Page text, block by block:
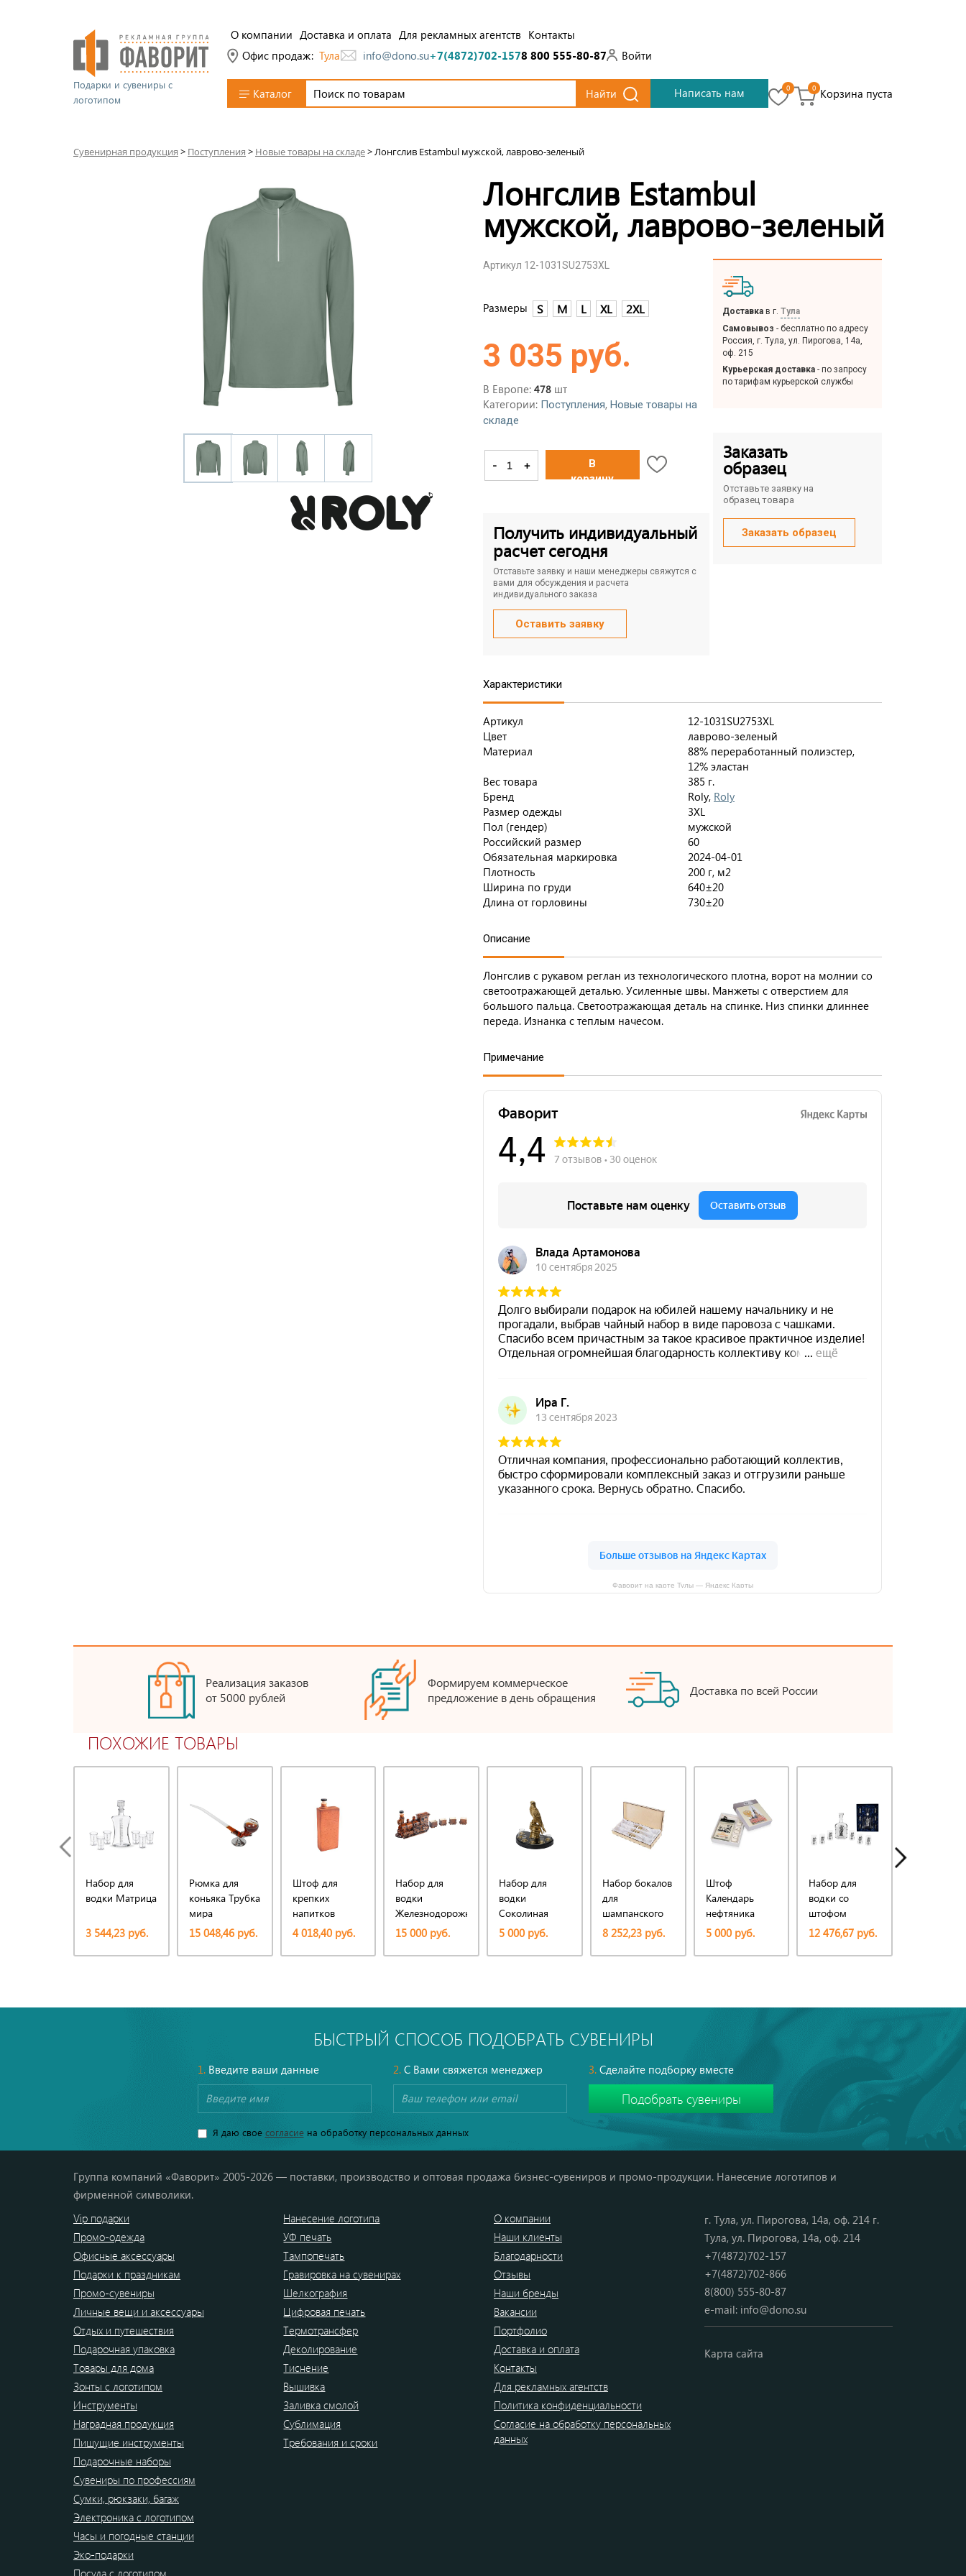
Подарки и сувениры с
логотипом
О компании Доставка и оплата Для рекламных агентств Контакты
Офис продаж: Тула info@dono.su+7(4872)702-1578 800 555-80-87 Войти
Каталог Найти Написать нам 0 0 Корзина пуста
Сувенирная продукция > Поступления > Новые товары на складе>Лонгслив Estambul мужской, лаврово-зеленый
Лонгслив Estambul
мужской, лаврово-зеленый
Артикул 12-1031SU2753XL
Размеры S M L XL 2XL
3 035 руб.
В Европе: 478 шт
Категории: Поступления, Новые товары на
складе
- +
В
корзину
Получить индивидуальный
расчет сегодня
Отставьте заявку и наши менеджеры свяжутся с
вами для обсуждения и расчета
индивидуального заказа
Оставить заявку
Доставка в г. Тула
Самовывоз - бесплатно по адресу
Россия, г. Тула, ул. Пирогова, 14а,
оф. 215
Курьерская доставка - по запросу
по тарифам курьерской службы
Заказать
образец
Отставьте заявку на
образец товара
Заказать образец
Характеристики
Артикул
12-1031SU2753XL
Цвет
лаврово-зеленый
Материал
88% переработанный полиэстер,
12% эластан
Вес товара
385 г.
Бренд
Roly, Roly
Размер одежды
3XL
Пол (гендер)
мужской
Российский размер
60
Обязательная маркировка
2024-04-01
Плотность
200 г, м2
Ширина по груди
640±20
Длина от горловины
730±20
Описание
Лонгслив с рукавом реглан из технологического плотна, ворот на молнии со
светоотражающей деталью. Усиленные швы. Манжеты с отверстием для
большого пальца. Светоотражающая деталь на спинке. Низ спинки длиннее
переда. Изнанка с теплым начесом.
Примечание
Фаворит на карте Тулы — Яндекс Карты
Реализация заказов
от 5000 рублей
Формируем коммерческое
предложение в день обращения
Доставка по всей России
ПОХОЖИЕ ТОВАРЫ
Набор для
водки Матрица
3 544,23 руб.
Рюмка для
коньяка Трубка
мира
15 048,46 руб.
Штоф для
крепких
напитков
Кирпич
4 018,40 руб.
Набор для
водки
Железнодорожный
состав
15 000 руб.
Набор для
водки
Соколиная
охота
5 000 руб.
Набор бокалов
для
шампанского
Сила льва
8 252,23 руб.
Штоф
Календарь
нефтяника
5 000 руб.
Набор для
водки со
штофом
Юридический
12 476,67 руб.
БЫСТРЫЙ СПОСОБ ПОДОБРАТЬ СУВЕНИРЫ
1.Введите ваши данные 2.С Вами свяжется менеджер 3. Сделайте подборку вместе
Я даю свое согласиена обработку персональных данных
Группа компаний «Фаворит» 2005-2026 — поставки, производство и оптовая продажа бизнес-сувениров и промо-продукции. Нанесение логотипов и
фирменной символики.
Vip подарки
Промо-одежда
Офисные аксессуары
Подарки к праздникам
Промо-сувениры
Личные вещи и аксессуары
Отдых и путешествия
Подарочная упаковка
Товары для дома
Зонты с логотипом
Инструменты
Наградная продукция
Пишущие инструменты
Подарочные наборы
Сувениры по профессиям
Сумки, рюкзаки, багаж
Электроника с логотипом
Часы и погодные станции
Эко-подарки
Посуда с логотипом
Нанесение логотипа
УФ печать
Тампопечать
Гравировка на сувенирах
Шелкография
Цифровая печать
Термотрансфер
Деколирование
Тиснение
Вышивка
Заливка смолой
Сублимация
Требования и сроки
О компании
Наши клиенты
Благодарности
Отзывы
Наши бренды
Вакансии
Портфолио
Доставка и оплата
Контакты
Для рекламных агентств
Политика конфиденциальности
Согласие на обработку персональных
данных
г. Тула, ул. Пирогова, 14а, оф. 214 г.
Тула, ул. Пирогова, 14а, оф. 214
+7(4872)702-157
+7(4872)702-866
8(800) 555-80-87
e-mail: info@dono.su
Карта сайта